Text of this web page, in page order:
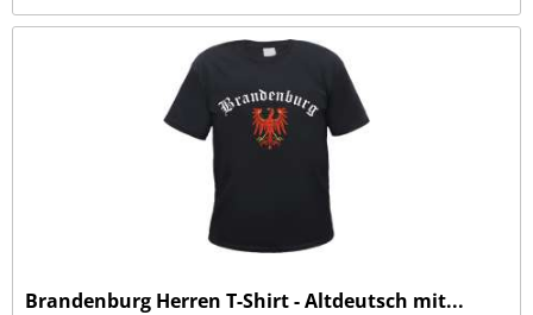
Brandenburg Herren T-Shirt - Altdeutsch mit...